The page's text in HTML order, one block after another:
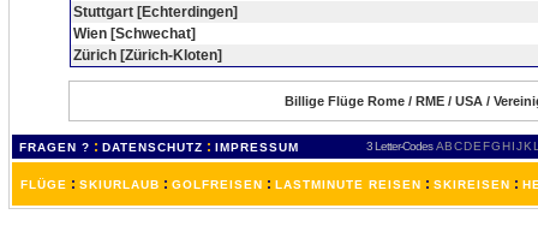
Stuttgart [Echterdingen]
Wien [Schwechat]
Zürich [Zürich-Kloten]
Billige Flüge Rome / RME / USA /
FRAGEN ? : DATENSCHUTZ : IMPRESSUM 3 Letter-Codes ABCDEFGH IJKL
FLÜGE : SKIURLAUB : GOLFREISEN : LASTMINUTE REISEN : SKIREISEN :